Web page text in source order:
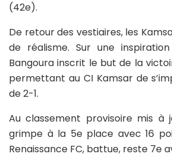
(42e).
De retour des vestiaires, les
de réalisme. Sur une
Bangoura inscrit le but de la
permettant au CI Kamsar de
de 2-1.
Au classement provisoire mis à
grimpe à la 5e place avec 16
Renaissance FC, battue, reste 7e